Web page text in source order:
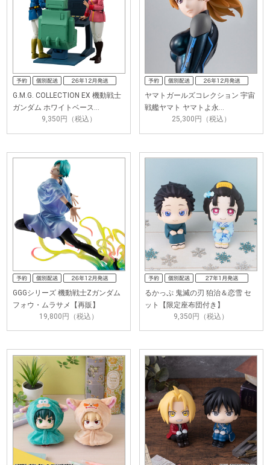
G.M.G. COLLECTION EX 機動戦士
ガンダム ホワイトベース…
9,350円（税込）
ヤマトガールズコレクション 宇宙
戦艦ヤマト ヤマトよ永…
25,300円（税込）
GGGシリーズ 機動戦士Zガンダム
フォウ・ムラサメ【再販】
19,800円（税込）
るかっぷ 鬼滅の刃 狛治＆恋雪 セ
ット【限定座布団付き】
9,350円（税込）